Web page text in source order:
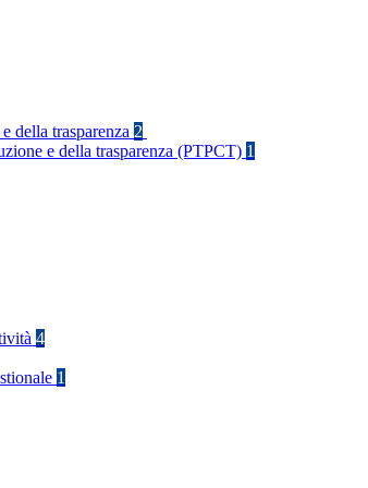
della trasparenza 2
e della trasparenza (PTPCT) 1
4
1